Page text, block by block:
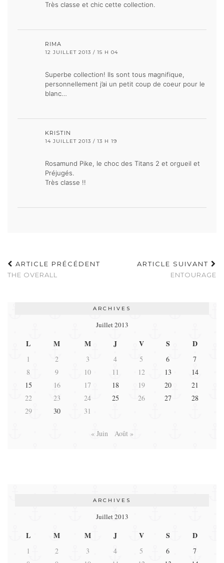
Très classe et chic cette collection.
RIMA
12 JUILLET 2013 / 15 H 04
Superbe collection! Ils sont tous magnifique,
personnellement j’ai un petit coup de coeur pour le
blanc…
KRISTIN
14 JUILLET 2013 / 13 H 19
Rosamund Pike, le choc des Titans 2 et orgueil et
Préjugés.
Très classe !!
ARTICLE PRÉCÉDENT
THE OVERALL
ARTICLE SUIVANT
ENTOURAGE
ARCHIVES
Juillet 2013
L M M J V S D
1 2 3 4 5 6
7
8
9 10 11 12 13
14
15
16 17 18 19 20
21
22
23 24 25 26 27
28
29
30 31
« Juin Août »
ARCHIVES
Juillet 2013
L M M J V S D
1 2 3 4 5 6
7